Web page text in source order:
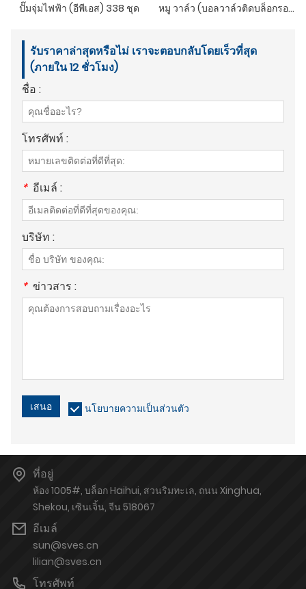
ปั๊มจุ่มไฟฟ้า (อีพีเอส) 338 ชุด หมู วาล์ว (บอลวาล์วติดบล็อกรองแหนบ)
รับราคาล่าสุดหรือไม่ เราจะตอบกลับโดยเร็วที่สุด
(ภายใน 12 ชั่วโมง)
ชื่อ :
โทรศัพท์ :
* อีเมล์ :
บริษัท :
* ข่าวสาร :
เสนอ นโยบายความเป็นส่วนตัว
ที่อยู่
ห้อง 1005#, บล็อก Haihui, สวนริมทะเล, ถนน Xinghua,
Shekou, เซินเจิ้น, จีน 518067
อีเมล์
sun@sves.cn
lilian@sves.cn
โทรศัพท์